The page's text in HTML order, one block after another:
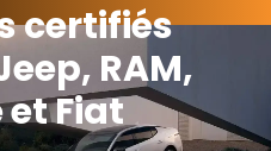
certifiés
RAM,
et Fiat